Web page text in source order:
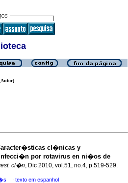
cl�nicas y
por rotavirus en ni�os de
cl�n, Dic 2010, vol.51, no.4, p.519-529.
· texto em espanhol